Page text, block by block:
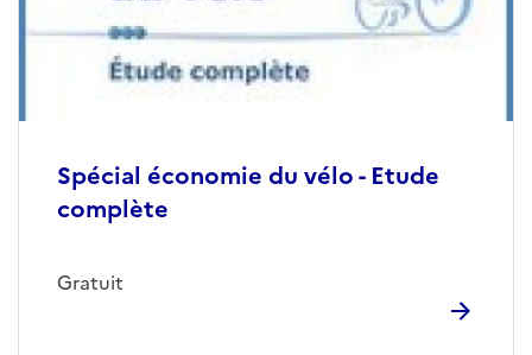
Spécial économie du vélo - Etude
complète
Gratuit